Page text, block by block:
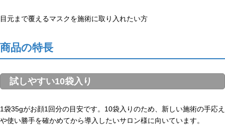
目元まで覆えるマスクを施術に取り入れたい方
商品の特長
試しやすい10袋入り
1袋35gがお顔1回分の目安です。10袋入りのため、新しい施術の手応え
や使い勝手を確かめてから導入したいサロン様に向いています。